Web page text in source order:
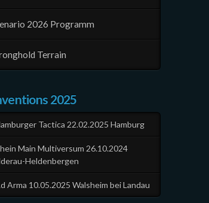
2026 Programm
Terrain
2025
Tactica 22.02.2025 Hamburg
Main Multiversum 26.10.2024
Heldenbergen
Arma 10.05.2025 Walsheim bei Landau